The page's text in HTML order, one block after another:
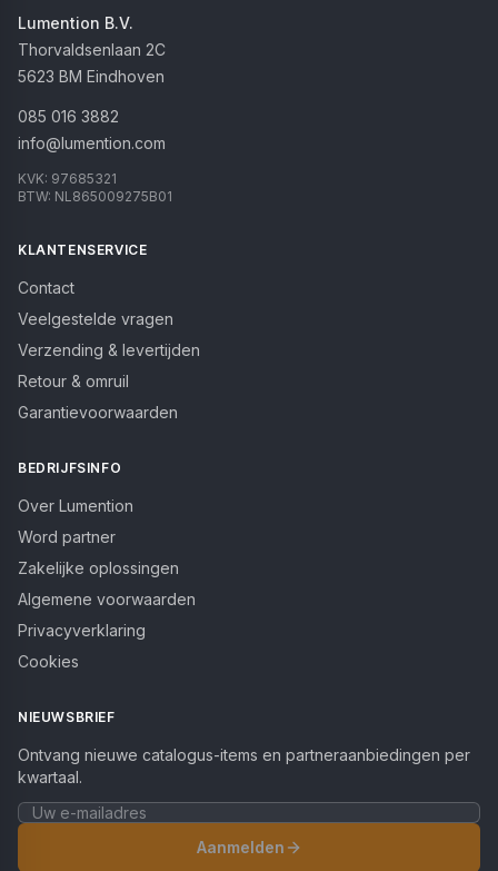
Lumention B.V.
Thorvaldsenlaan 2C
5623 BM Eindhoven
085 016 3882
info@lumention.com
KVK: 97685321
BTW: NL865009275B01
KLANTENSERVICE
Contact
Veelgestelde vragen
Verzending & levertijden
Retour & omruil
Garantievoorwaarden
BEDRIJFSINFO
Over Lumention
Word partner
Zakelijke oplossingen
Algemene voorwaarden
Privacyverklaring
Cookies
NIEUWSBRIEF
Ontvang nieuwe catalogus-items en partneraanbiedingen per
kwartaal.
Aanmelden